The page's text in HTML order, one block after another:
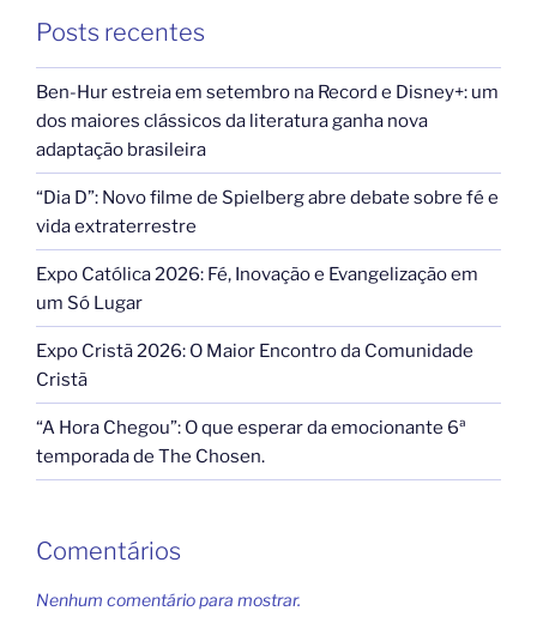
Posts recentes
Ben-Hur estreia em setembro na Record e Disney+: um
dos maiores clássicos da literatura ganha nova
adaptação brasileira
“Dia D”: Novo filme de Spielberg abre debate sobre fé e
vida extraterrestre
Expo Católica 2026: Fé, Inovação e Evangelização em
um Só Lugar
Expo Cristã 2026: O Maior Encontro da Comunidade
Cristã
“A Hora Chegou”: O que esperar da emocionante 6ª
temporada de The Chosen.
Comentários
Nenhum comentário para mostrar.